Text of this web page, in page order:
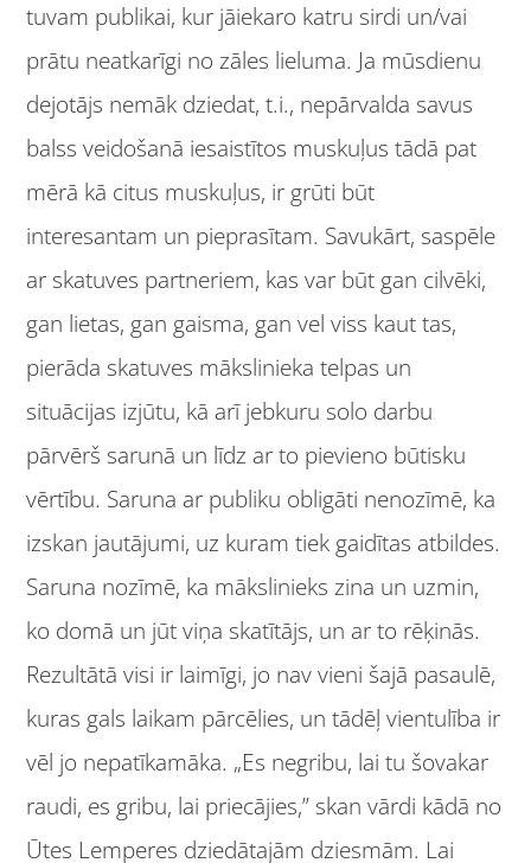
tuvam publikai, kur jāiekaro katru sirdi un/vai
prātu neatkarīgi no zāles lieluma. Ja mūsdienu
dejotājs nemāk dziedat, t.i., nepārvalda savus
balss veidošanā iesaistītos muskuļus tādā pat
mērā kā citus muskuļus, ir grūti būt
interesantam un pieprasītam. Savukārt, saspēle
ar skatuves partneriem, kas var būt gan cilvēki,
gan lietas, gan gaisma, gan vel viss kaut tas,
pierāda skatuves mākslinieka telpas un
situācijas izjūtu, kā arī jebkuru solo darbu
pārvērš sarunā un līdz ar to pievieno būtisku
vērtību. Saruna ar publiku obligāti nenozīmē, ka
izskan jautājumi, uz kuram tiek gaidītas atbildes.
Saruna nozīmē, ka mākslinieks zina un uzmin,
ko domā un jūt viņa skatītājs, un ar to rēķinās.
Rezultātā visi ir laimīgi, jo nav vieni šajā pasaulē,
kuras gals laikam pārcēlies, un tādēļ vientulība ir
vēl jo nepatīkamāka. „Es negribu, lai tu šovakar
raudi, es gribu, lai priecājies,” skan vārdi kādā no
Ūtes Lemperes dziedātajām dziesmām. Lai